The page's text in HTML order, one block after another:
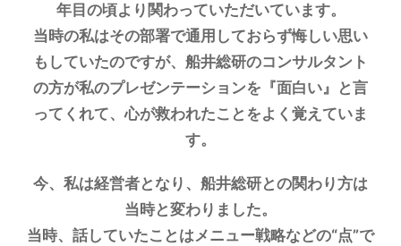
年目の頃より関わっていただいています。
当時の私はその部署で通用しておらず悔しい思い
もしていたのですが、船井総研のコンサルタント
の方が私のプレゼンテーションを『面白い』と言
ってくれて、心が救われたことをよく覚えていま
す。
今、私は経営者となり、船井総研との関わり方は
当時と変わりました。
当時、話していたことはメニュー戦略などの“点”で